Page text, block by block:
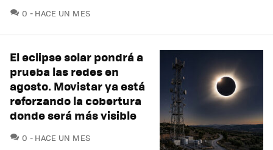
0 COMENTARIOS
HACE UN MES
El eclipse solar pondrá a
prueba las redes en
agosto. Movistar ya está
reforzando la cobertura
donde será más visible
0 COMENTARIOS
HACE UN MES